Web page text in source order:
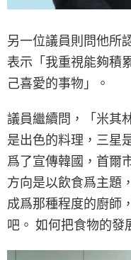
另一位議員則問他所
表示「我重視能夠積
己喜愛的事物」。
議員繼續問，「米其
是出色的料理，三星
爲了宣傳韓國，首爾
方向是以飲食爲主題
成爲那種程度的廚師
吧。 如何把食物的發